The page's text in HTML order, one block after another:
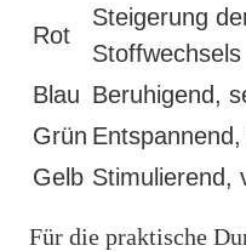
Rot
Steigerung
Stoffwechsels
Blau Beruhigend,
Grün
Gelb Stimulierend,
Für die praktische